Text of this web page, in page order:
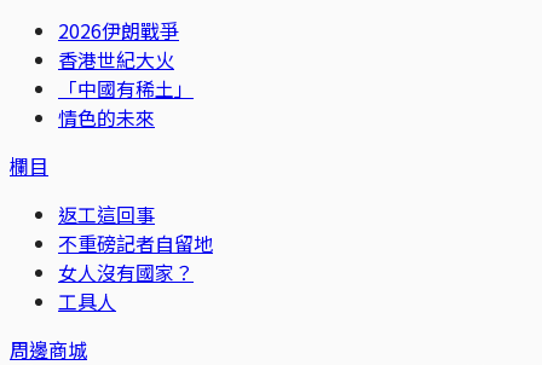
2026伊朗戰爭
香港世紀大火
「中國有稀土」
情色的未來
欄目
返工這回事
不重磅記者自留地
女人沒有國家？
工具人
周邊商城